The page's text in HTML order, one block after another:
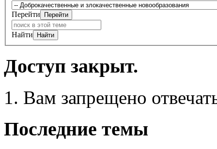
Перейти
Найти
Доступ закрыт.
Вам запрещено
Последние темы